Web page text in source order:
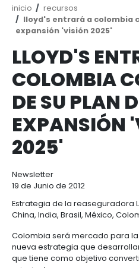
Ruta
navegación
inicio
recursos
expansión 'visión 2025'
LLOYD'S
DE SU
2025'